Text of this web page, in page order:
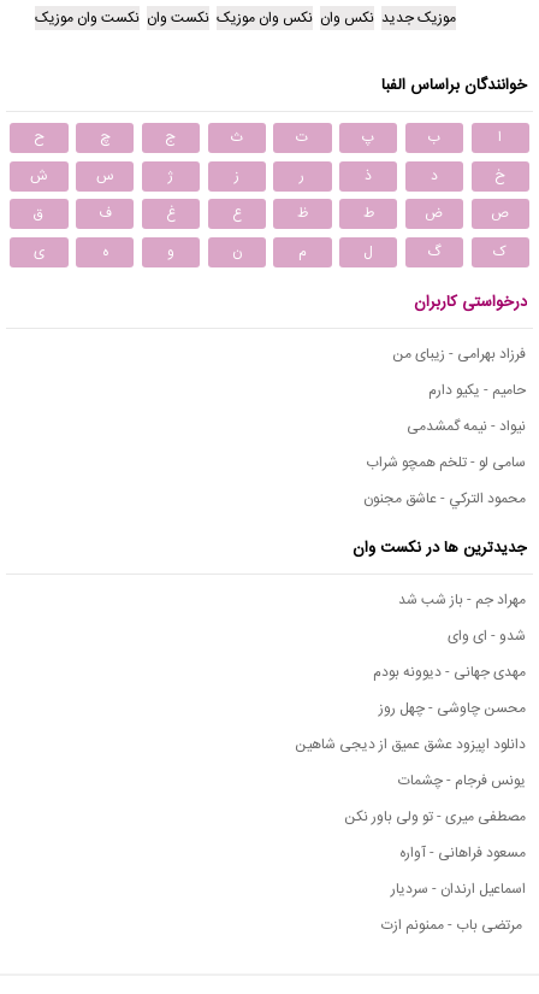
موزیک جدید نکس وان نکس وان موزیک نکست وان نکست وان موزیک
خوانندگان براساس الفبا
ا ب پ ت ث ج چ
ح
خ
د ذ ر ز ژ س
ش
ص
ض ط ظ ع غ ف
ق
ک
گ ل م ن و ه ی
درخواستی کاربران
فرزاد بهرامی - زیبای من
حامیم - یکیو دارم
نیواد - نیمه گمشدمی
سامی لو - تلخم همچو شراب
محمود التركي - عاشق مجنون
جدیدترین ها در نکست وان
مهراد جم - باز شب شد
شدو - ای وای
مهدی جهانی - دیوونه بودم
محسن چاوشی - چهل روز
دانلود اپیزود عشق عمیق از دیجی شاهین
یونس فرجام - چشمات
مصطفی میری - تو ولی باور نکن
مسعود فراهانی - آواره
اسماعیل ارندان - سردیار
مرتضی باب - ممنونم ازت